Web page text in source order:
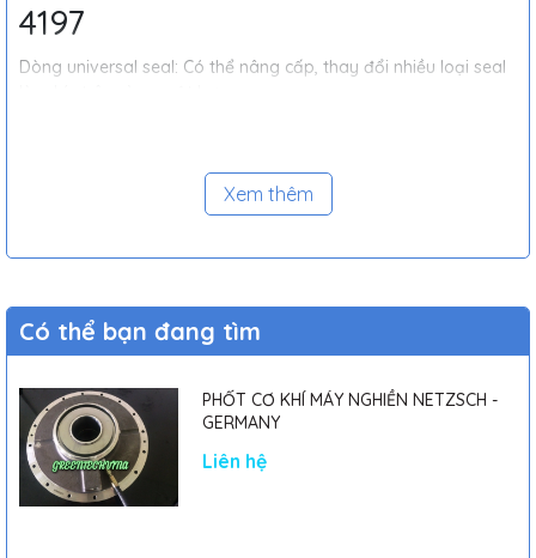
4197
Dòng universal seal: Có thể nâng cấp, thay đổi nhiều loại seal
tháo toàn bọ bơm như các thương hiệu khác cùng cùng chủng
Hiệu chỉnh khử khe hở mặt đầu mà nhiều thương hiệu khác
Xem thêm
Có thể bạn đang tìm
PHỐT CƠ KHÍ MÁY NGHIỀN NETZSCH -
GERMANY
Liên hệ